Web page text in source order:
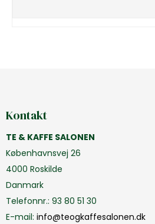
Kontakt
TE & KAFFE SALONEN
Københavnsvej 26
4000 Roskilde
Danmark
Telefonnr.: 93 80 51 30
E-mail: info@teogkaffesalonen.dk